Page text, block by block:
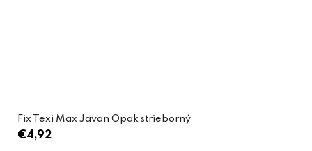
Fix Texi Max Javan Opak strieborný
€4,92